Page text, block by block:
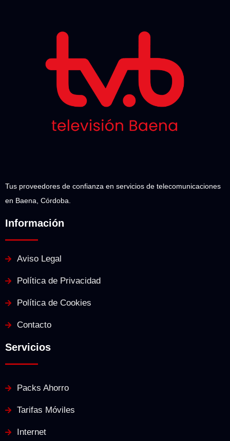
Tus proveedores de confianza en servicios de telecomunicaciones
en Baena, Córdoba.
Información
Aviso Legal
Política de Privacidad
Política de Cookies
Contacto
Servicios
Packs Ahorro
Tarifas Móviles
Internet